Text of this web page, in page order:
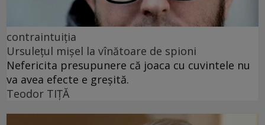
contraintuiția
Ursulețul mișel la vînătoare de spioni
Nefericita presupunere că joaca cu cuvintele nu
va avea efecte e greșită.
Teodor TIŢĂ